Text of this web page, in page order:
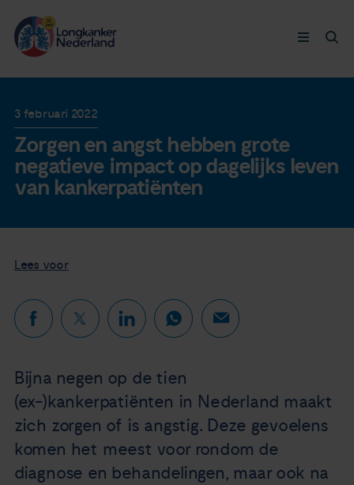
Doneer nu
Nieuws
Agenda
Over ons
Longkanker
Leven met
Ervaringen
3 februari 2022
Zorgen en angst hebben grote
negatieve impact op dagelijks leven
van kankerpatiënten
Lees voor
Bijna negen op de tien
(ex-)kankerpatiënten in Nederland maakt
zich zorgen of is angstig. Deze gevoelens
komen het meest voor rondom de
diagnose en behandelingen, maar ook na